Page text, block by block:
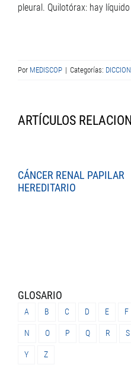
pleural. Quilotórax: hay
Por MEDISCOP | Categorías:
ARTÍCULOS
CÁNCER RENAL PAPILAR
HEREDITARIO
GLOSARIO
A B C D E F
N O P Q R S
Y Z